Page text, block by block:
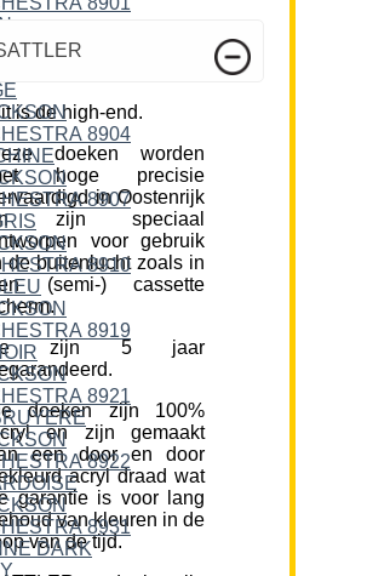
is de high-end.
doeken worden
hoge precisie
in Oostenrijk
zijn speciaal
voor gebruik
de buitenlucht zoals in
(semi-) cassette
zijn 5 jaar
doeken zijn 100%
en zijn gemaakt
een door en door
acryl draad wat
garantie is voor lang
van kleuren in de
van de tijd.